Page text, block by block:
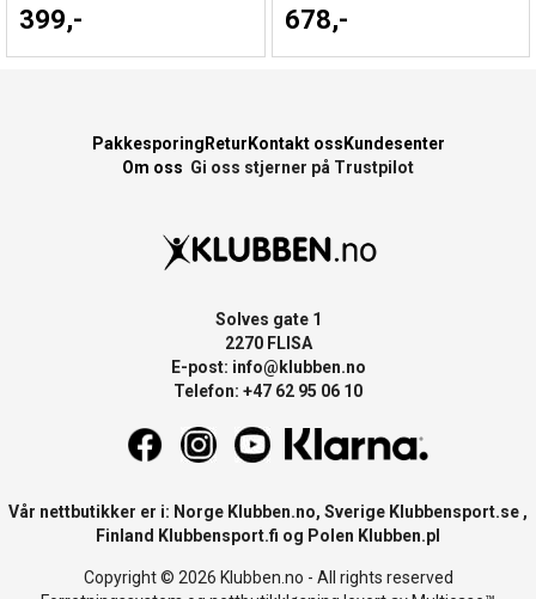
399,- 678,-
Pakkesporing Retur Kontakt oss Kundesenter
Om oss Gi oss stjerner på Trustpilot
Solves gate 1
2270 FLISA
E-post: info@klubben.no
Telefon: +47 62 95 06 10
Vår nettbutikker er i: Norge Klubben.no, Sverige Klubbensport.se ,
Finland Klubbensport.fi og Polen Klubben.pl
Copyright © 2026 Klubben.no - All rights reserved